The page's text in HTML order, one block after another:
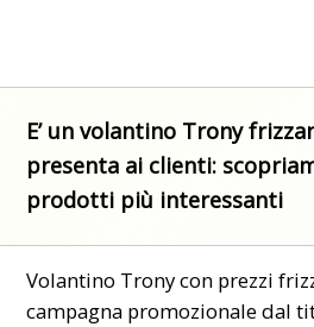
E’ un volantino Trony
presenta ai clienti:
prodotti più interessanti
Volantino Trony con prezzi
campagna promozionale dal